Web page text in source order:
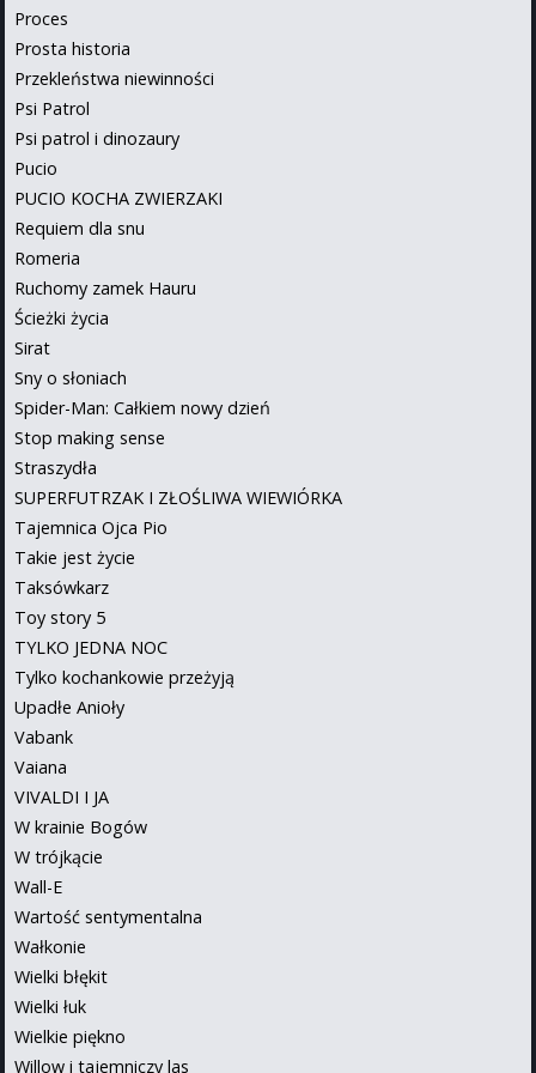
Proces
Prosta historia
Przekleństwa niewinności
Psi Patrol
Psi patrol i dinozaury
Pucio
PUCIO KOCHA ZWIERZAKI
Requiem dla snu
Romeria
Ruchomy zamek Hauru
Ścieżki życia
Sirat
Sny o słoniach
Spider-Man: Całkiem nowy dzień
Stop making sense
Straszydła
SUPERFUTRZAK I ZŁOŚLIWA WIEWIÓRKA
Tajemnica Ojca Pio
Takie jest życie
Taksówkarz
Toy story 5
TYLKO JEDNA NOC
Tylko kochankowie przeżyją
Upadłe Anioły
Vabank
Vaiana
VIVALDI I JA
W krainie Bogów
W trójkącie
Wall-E
Wartość sentymentalna
Wałkonie
Wielki błękit
Wielki łuk
Wielkie piękno
Willow i tajemniczy las